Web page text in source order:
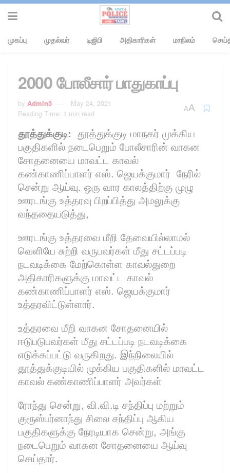
முகப்பு முதல்வர் டிஜிபி அதிகாரிகள் மாநிலம்
2000 போலீசார் பாதுகாப்பு
by Admin5
May 24, 2021
Reading Time: 1 min read
AA
தூத்துக்குடி: தூத்துக்குடி மாநகர் முக்கிய
பகுதிகளில் நடைபெறும் போலீசாரின் வாகன
சோதனையை மாவட்ட காவல்
கண்காணிப்பாளர் எஸ். ஜெயக்குமார் நேரில்
சென்று ஆய்வு. ஒரு வார காலத்திற்கு முழு
ஊரடங்கு உத்தரவு பிறப்பித்து அமலுக்கு
வந்ததையடுத்து,
ஊரடங்கு உத்தரவை மீறி தேவையில்லாமல்
வெளியே சுற்றி வருபவர்கள் மீது சட்டப்படி
நடவடிக்கை மேற்கொள்ள காவல்துறை
அதிகாரிகளுக்கு மாவட்ட காவல்
கண்காணிப்பாளர் எஸ். ஜெயக்குமார்
உத்தரவிட்டுள்ளார்.
உத்தரவை மீறி வாகன சோதனையில்
ஈடுபடுபவர்கள் மீது சட்டப்படி நடவடிக்கை
எடுக்கப்பட்டு வருகிறது. இந்நிலையில்
தூத்துக்குடியில் முக்கிய பகுதிகளில் மாவட்ட
காவல் கண்காணிப்பாளர் அவர்கள்
ரோந்து சென்று, வி.வி.டி சந்திப்பு மற்றும்
குரூஸ்பர்னாந்து சிலை சந்திப்பு ஆகிய
பகுதிகளுக்கு நேரடியாக சென்று, அங்கு
நடைபெறும் வாகன சோதனையை ஆய்வு
செய்தார்.